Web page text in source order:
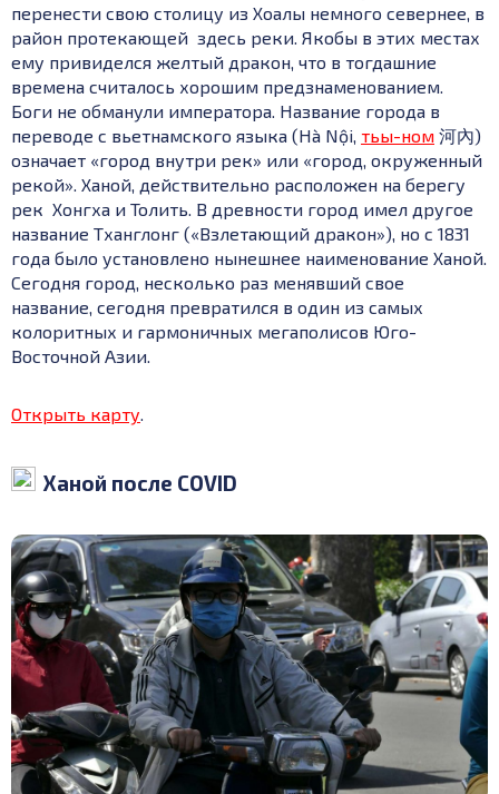
перенести свою столицу из Хоалы немного севернее, в
район протекающей здесь реки. Якобы в этих местах
ему привиделся желтый дракон, что в тогдашние
времена считалось хорошим предзнаменованием.
Боги не обманули императора. Название города в
переводе с вьетнамского языка (Hà Nội, тьы-ном 河內)
означает «город внутри рек» или «город, окруженный
рекой». Ханой, действительно расположен на берегу
рек Хонгха и Толить. В древности город имел другое
название Тханглонг («Взлетающий дракон»), но с 1831
года было установлено нынешнее наименование Ханой.
Сегодня город, несколько раз менявший свое
название, сегодня превратился в один из самых
колоритных и гармоничных мегаполисов Юго-
Восточной Азии.
Открыть карту
Ханой после COVID